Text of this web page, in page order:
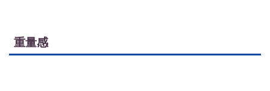
重量感